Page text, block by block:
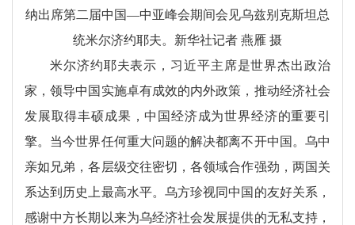
纳出席第二届中国—中亚峰会期间会见乌兹别克斯坦总
统米尔济约耶夫。新华社记者 燕雁 摄
米尔济约耶夫表示，习近平主席是世界杰出政治
家，领导中国实施卓有成效的内外政策，推动经济社会
发展取得丰硕成果，中国经济成为世界经济的重要引
擎。当今世界任何重大问题的解决都离不开中国。乌中
亲如兄弟，各层级交往密切，各领域合作强劲，两国关
系达到历史上最高水平。乌方珍视同中国的友好关系，
感谢中方长期以来为乌经济社会发展提供的无私支持，